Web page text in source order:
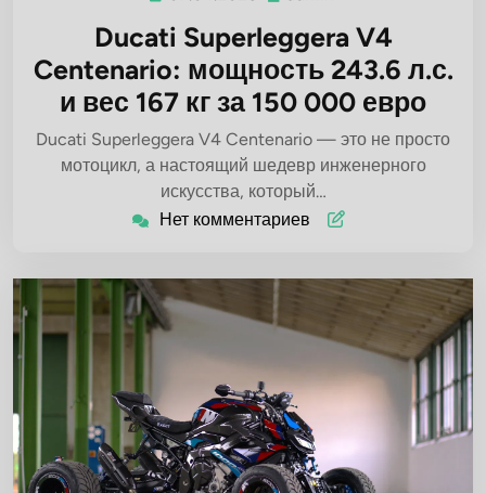
Ducati Superleggera V4
Centenario: мощность 243.6 л.с.
и вес 167 кг за 150 000 евро
Ducati Superleggera V4 Centenario — это не просто
мотоцикл, а настоящий шедевр инженерного
искусства, который…
Нет комментариев